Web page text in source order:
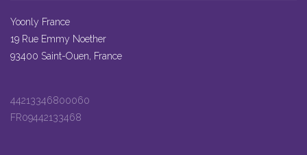
Yoonly France
19 Rue Emmy Noether
93400 Saint-Ouen, France
44213346800060
FR09442133468